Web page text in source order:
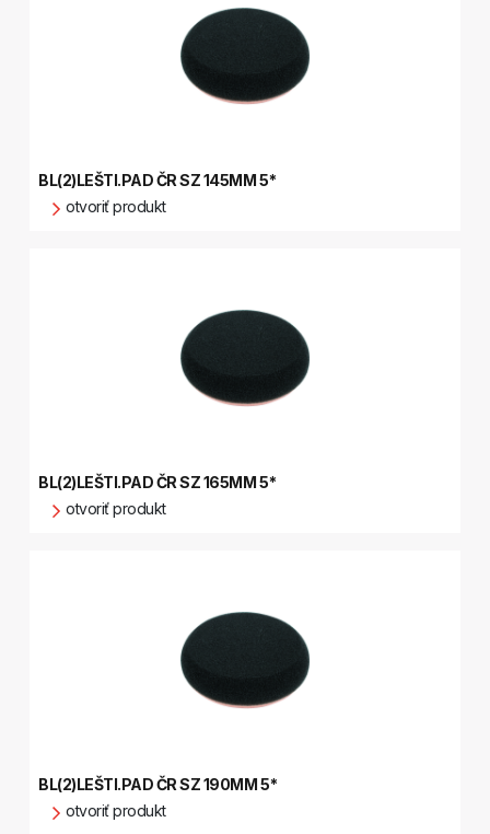
BL(2)LEŠTI.PAD ČR SZ 145MM 5*
otvoriť produkt
BL(2)LEŠTI.PAD ČR SZ 165MM 5*
otvoriť produkt
BL(2)LEŠTI.PAD ČR SZ 190MM 5*
otvoriť produkt